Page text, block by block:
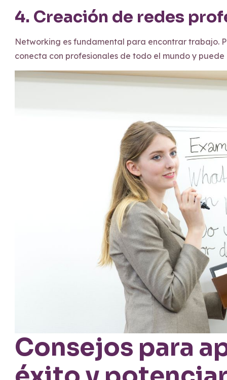
4. Creación de redes
Networking es fundamental para encontrar trabajo.
conecta con profesionales de todo el mundo y
Consejos para